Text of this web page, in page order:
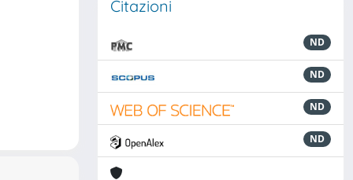
Citazioni
ND
ND
ND
ND